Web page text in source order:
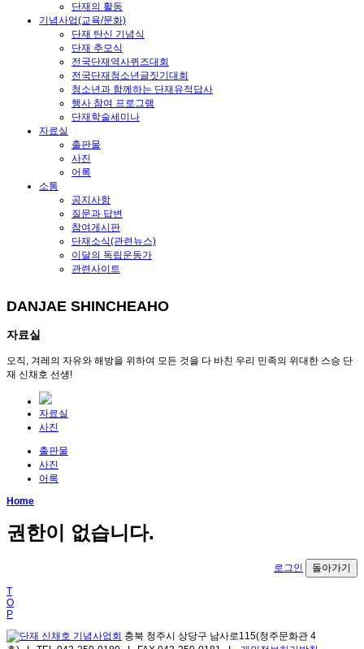
단재의 활동
기념사업(교육/문화)
단재 탄신 기념식
단재 추모식
전국단재역사퀴즈대회
전국단재청소년글짓기대회
청소년과 함께하는 단재유적답사
행사 참여 프로그램
단재학술세미나
자료실
출판물
사진
어록
소통
공지사항
질문과 답변
참여게시판
단재소식(관련뉴스)
이달의 독립운동가
관련사이트
DANJAE SHINCHEAHO
자료실
오직, 겨레의 자유와 해방을 위하여 모든 것을 다 바친 우리 민족의 위대한 스승 단
재 신채호 선생!
자료실
사진
출판물
사진
어록
Home
권한이 없습니다.
로그인 돌아가기
T
O
P
충북 청주시 상당구 남사로115(청주문화관 4